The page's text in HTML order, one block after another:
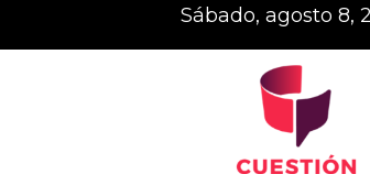
sábado, agosto 8,